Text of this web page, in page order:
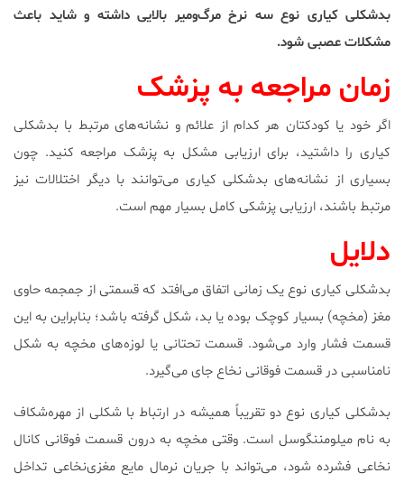
بدشکلی کیاری نوع سه نرخ مرگ‌ومیر بالایی داشته و شاید باعث
مشکلات عصبی شود.
زمان مراجعه به پزشک
اگر خود یا کودکتان هر کدام از علائم و نشانه‌های مرتبط با بدشکلی
کیاری را داشتید، برای ارزیابی مشکل به پزشک مراجعه کنید. چون
بسیاری از نشانه‌های بدشکلی کیاری می‌توانند با دیگر اختلالات نیز
مرتبط باشند، ارزیابی پزشکی کامل بسیار مهم است.
دلایل
بدشکلی کیاری نوع یک زمانی اتفاق می‌افتد که قسمتی از جمجمه حاوی
مغز (مخچه) بسیار کوچک بوده یا بد، شکل گرفته باشد؛ بنابراین به این
قسمت فشار وارد می‌شود. قسمت تحتانی یا لوزه‌های مخچه به شکل
نامناسبی در قسمت فوقانی نخاع جای می‌گیرد.
بدشکلی کیاری نوع دو تقریباً همیشه در ارتباط با شکلی از مهره‌شکاف
به نام میلومننگوسل است. وقتی مخچه به درون قسمت فوقانی کانال
نخاعی فشرده شود، می‌تواند با جریان نرمال مایع مغزی‌نخاعی تداخل